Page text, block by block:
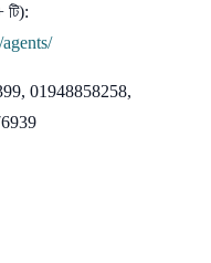
টি):
01948858258,